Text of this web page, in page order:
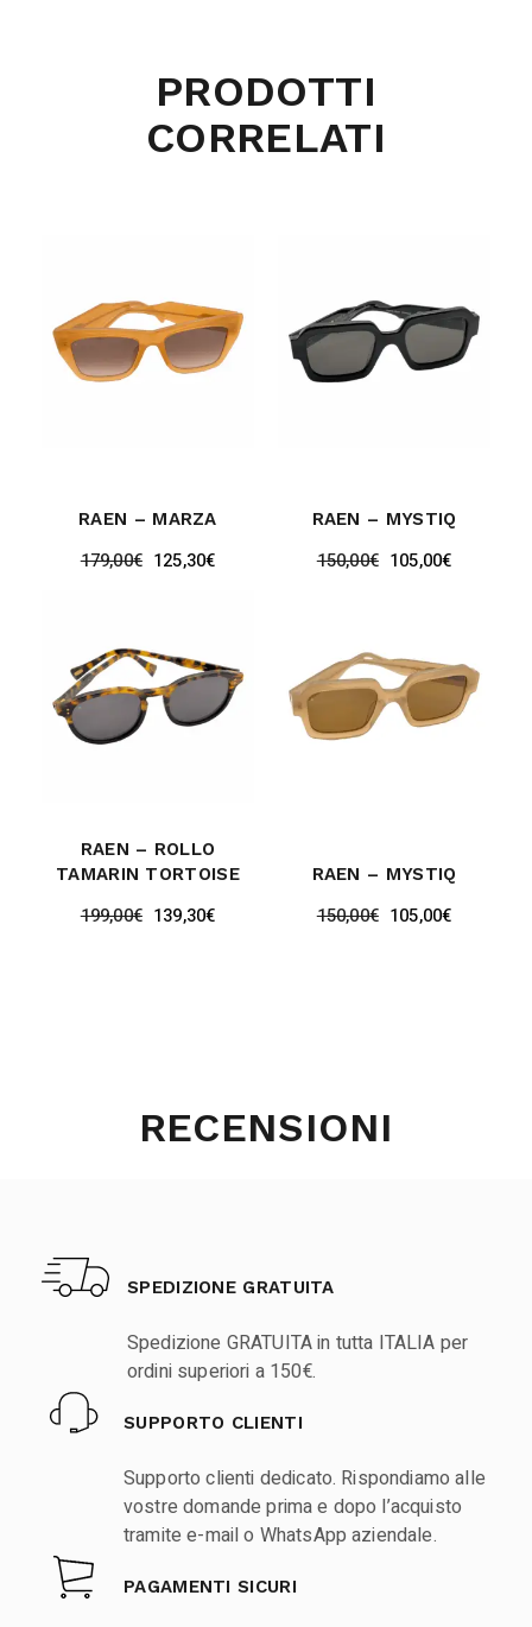
PRODOTTI
CORRELATI
RAEN – MARZA
179,00€ 125,30€
RAEN – MYSTIQ
150,00€ 105,00€
RAEN – ROLLO
TAMARIN TORTOISE
199,00€ 139,30€
RAEN – MYSTIQ
150,00€ 105,00€
RECENSIONI
SPEDIZIONE GRATUITA
Spedizione GRATUITA in tutta ITALIA per
ordini superiori a 150€.
SUPPORTO CLIENTI
Supporto clienti dedicato. Rispondiamo alle
vostre domande prima e dopo l’acquisto
tramite e-mail o WhatsApp aziendale.
PAGAMENTI SICURI